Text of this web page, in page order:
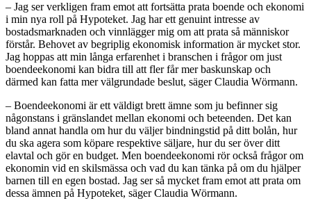
– Jag ser verkligen fram emot att fortsätta prata boende och ekonomi
i min nya roll på Hypoteket. Jag har ett genuint intresse av
bostadsmarknaden och vinnlägger mig om att prata så människor
förstår. Behovet av begriplig ekonomisk information är mycket stor.
Jag hoppas att min långa erfarenhet i branschen i frågor om just
boendeekonomi kan bidra till att fler får mer baskunskap och
därmed kan fatta mer välgrundade beslut, säger Claudia Wörmann.
– Boendeekonomi är ett väldigt brett ämne som ju befinner sig
någonstans i gränslandet mellan ekonomi och beteenden. Det kan
bland annat handla om hur du väljer bindningstid på ditt bolån, hur
du ska agera som köpare respektive säljare, hur du ser över ditt
elavtal och gör en budget. Men boendeekonomi rör också frågor om
ekonomin vid en skilsmässa och vad du kan tänka på om du hjälper
barnen till en egen bostad. Jag ser så mycket fram emot att prata om
dessa ämnen på Hypoteket, säger Claudia Wörmann.